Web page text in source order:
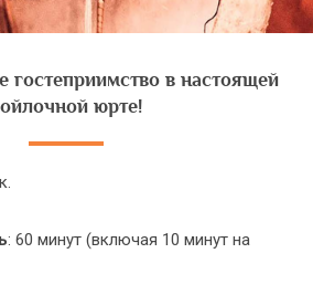
гостеприимство в настоящей
юрте!
: 60 минут (включая 10 минут на